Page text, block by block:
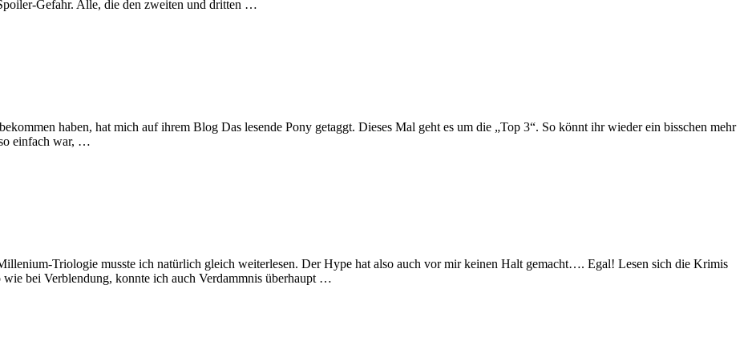
Gefahr. Alle, die den zweiten und dritten …
haben, hat mich auf ihrem Blog Das lesende Pony getaggt. Dieses Mal geht es um die „Top 3“. So könnt ihr wieder ein bisschen mehr
einfach war, …
Triologie musste ich natürlich gleich weiterlesen. Der Hype hat also auch vor mir keinen Halt gemacht…. Egal! Lesen sich die Krimis
bei Verblendung, konnte ich auch Verdammnis überhaupt …